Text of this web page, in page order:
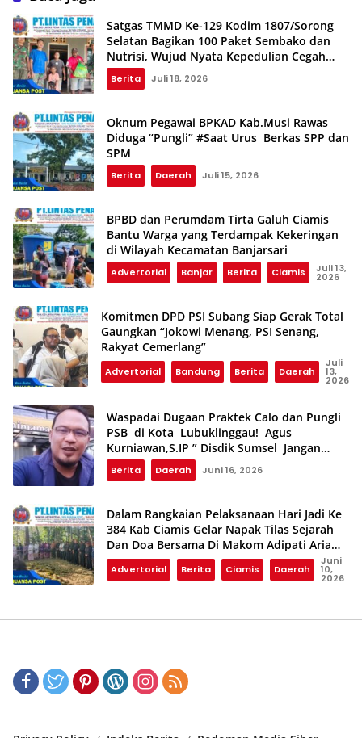
Satgas TMMD Ke-129 Kodim 1807/Sorong
Selatan Bagikan 100 Paket Sembako dan
Nutrisi, Wujud Nyata Kepedulian Cegah
Stunting
Berita Juli 18, 2026
Oknum Pegawai BPKAD Kab.Musi Rawas
Diduga “Pungli” #Saat Urus Berkas SPP dan
SPM
Berita Daerah Juli 15, 2026
BPBD dan Perumdam Tirta Galuh Ciamis
Bantu Warga yang Terdampak Kekeringan
di Wilayah Kecamatan Banjarsari
Advertorial Banjar Berita Ciamis Juli 13,
2026
Komitmen DPD PSI Subang Siap Gerak Total
Gaungkan “Jokowi Menang, PSI Senang,
Rakyat Cemerlang”
Advertorial Bandung Berita Daerah
Juli
13,
2026
Waspadai Dugaan Praktek Calo dan Pungli
PSB di Kota Lubuklinggau! Agus
Kurniawan,S.IP ” Disdik Sumsel Jangan
Tebang Pilih,Jika Benar Wajib Tindak Tegas”
Berita Daerah Juni 16, 2026
Dalam Rangkaian Pelaksanaan Hari Jadi Ke
384 Kab Ciamis Gelar Napak Tilas Sejarah
Dan Doa Bersama Di Makom Adipati Aria
Panji Jaya Negara
Advertorial Berita Ciamis Daerah
Juni
10,
2026